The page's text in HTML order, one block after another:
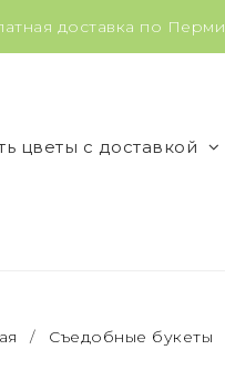
доставка по Перми
цветы с доставкой
/ Съедобные букеты